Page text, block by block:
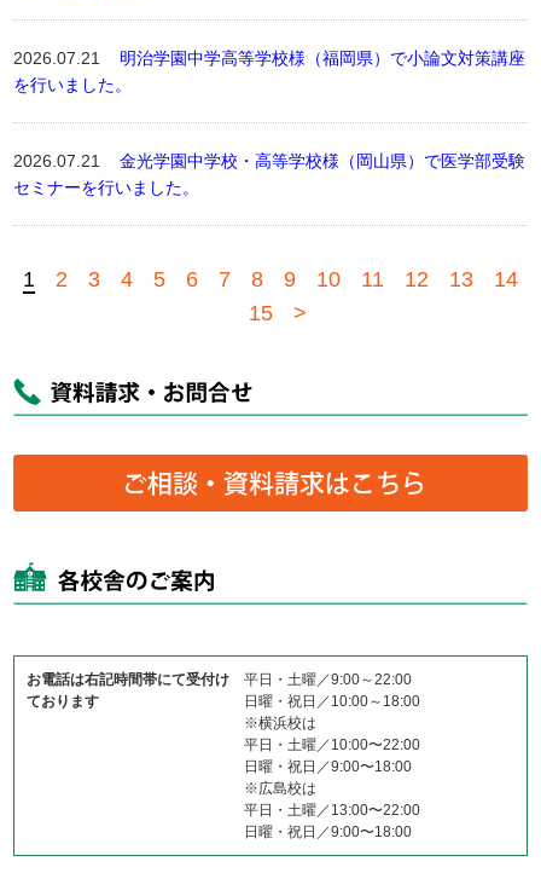
2026.07.21 明治学園中学高等学校様（福岡県）で小論文対策講座
を行いました。
2026.07.21金光学園中学校・高等学校様（岡山県）で医学部受験
セミナーを行いました。
1 2 3 4 5 6 7 8 9 10 11 12 13
14
15
>
お電話は右記時間帯にて受付け
ております
平日・土曜／9:00～22:00
日曜・祝日／10:00～18:00
※横浜校は
平日・土曜／10:00〜22:00
日曜・祝日／9:00〜18:00
※広島校は
平日・土曜／13:00〜22:00
日曜・祝日／9:00〜18:00